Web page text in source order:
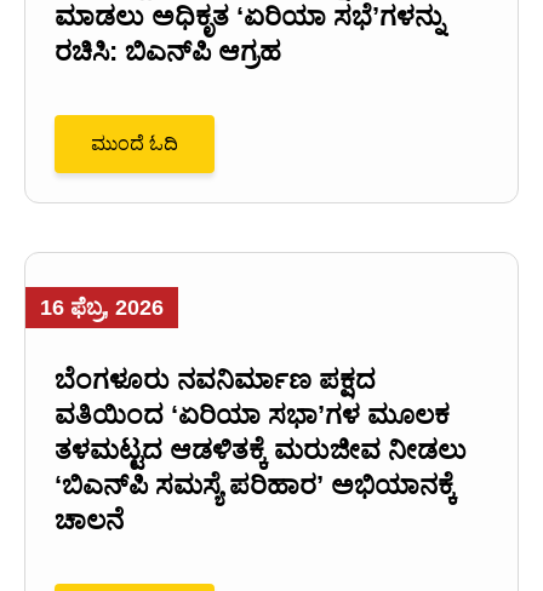
ಮಾಡಲು ಅಧಿಕೃತ ‘ಏರಿಯಾ ಸಭೆ’ಗಳನ್ನು
ರಚಿಸಿ: ಬಿಎನ್‌ಪಿ ಆಗ್ರಹ
ಮುಂದೆ ಓದಿ
16 ಫೆಬ್ರ, 2026
ಬೆಂಗಳೂರು ನವನಿರ್ಮಾಣ ಪಕ್ಷದ
ವತಿಯಿಂದ ‘ಏರಿಯಾ ಸಭಾ’ಗಳ ಮೂಲಕ
ತಳಮಟ್ಟದ ಆಡಳಿತಕ್ಕೆ ಮರುಜೀವ ನೀಡಲು
‘ಬಿಎನ್‌ಪಿ ಸಮಸ್ಯೆ ಪರಿಹಾರ’ ಅಭಿಯಾನಕ್ಕೆ
ಚಾಲನೆ